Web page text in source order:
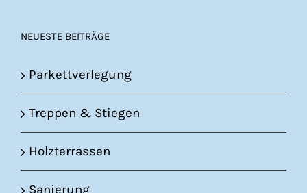
NEUESTE BEITRÄGE
Parkettverlegung
Treppen & Stiegen
Holzterrassen
Sanierung